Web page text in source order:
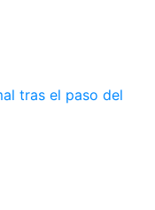
tras el paso del